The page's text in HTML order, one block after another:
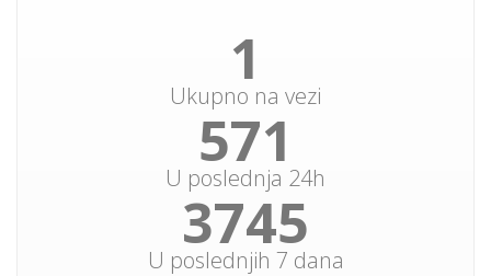
1
Ukupno na vezi
612
U poslednja 24h
4012
U poslednjih 7 dana